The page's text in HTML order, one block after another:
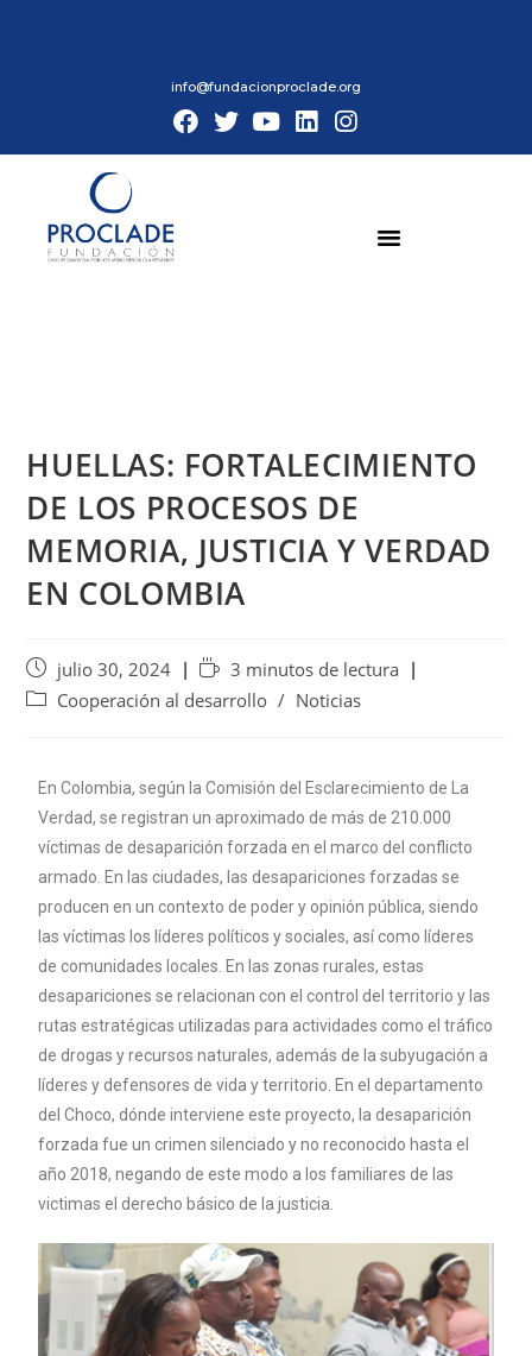
info@fundacionproclade.org
HUELLAS: FORTALECIMIENTO
DE LOS PROCESOS DE
MEMORIA, JUSTICIA Y VERDAD
EN COLOMBIA
julio 30, 2024
3 minutos de lectura
Cooperación al desarrollo / Noticias
En Colombia, según la Comisión del Esclarecimiento de La
Verdad, se registran un aproximado de más de 210.000
víctimas de desaparición forzada en el marco del conflicto
armado. En las ciudades, las desapariciones forzadas se
producen en un contexto de poder y opinión pública, siendo
las víctimas los líderes políticos y sociales, así como líderes
de comunidades locales. En las zonas rurales, estas
desapariciones se relacionan con el control del territorio y las
rutas estratégicas utilizadas para actividades como el tráfico
de drogas y recursos naturales, además de la subyugación a
líderes y defensores de vida y territorio. En el departamento
del Choco, dónde interviene este proyecto, la desaparición
forzada fue un crimen silenciado y no reconocido hasta el
año 2018, negando de este modo a los familiares de las
victimas el derecho básico de la justicia.